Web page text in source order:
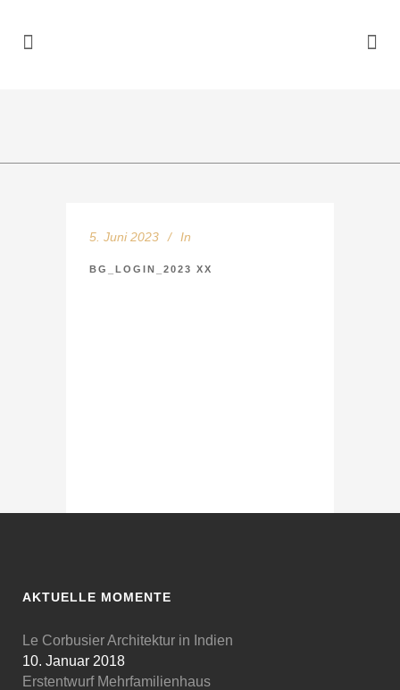
5. Juni 2023 In
BG_LOGIN_2023 XX
AKTUELLE MOMENTE
Le Corbusier Architektur in Indien
10. Januar 2018
Erstentwurf Mehrfamilienhaus